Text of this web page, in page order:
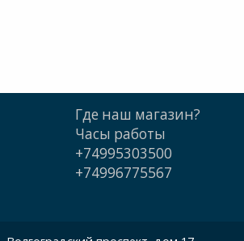
Где наш магазин?
Часы работы
+74995303500
+74996775567